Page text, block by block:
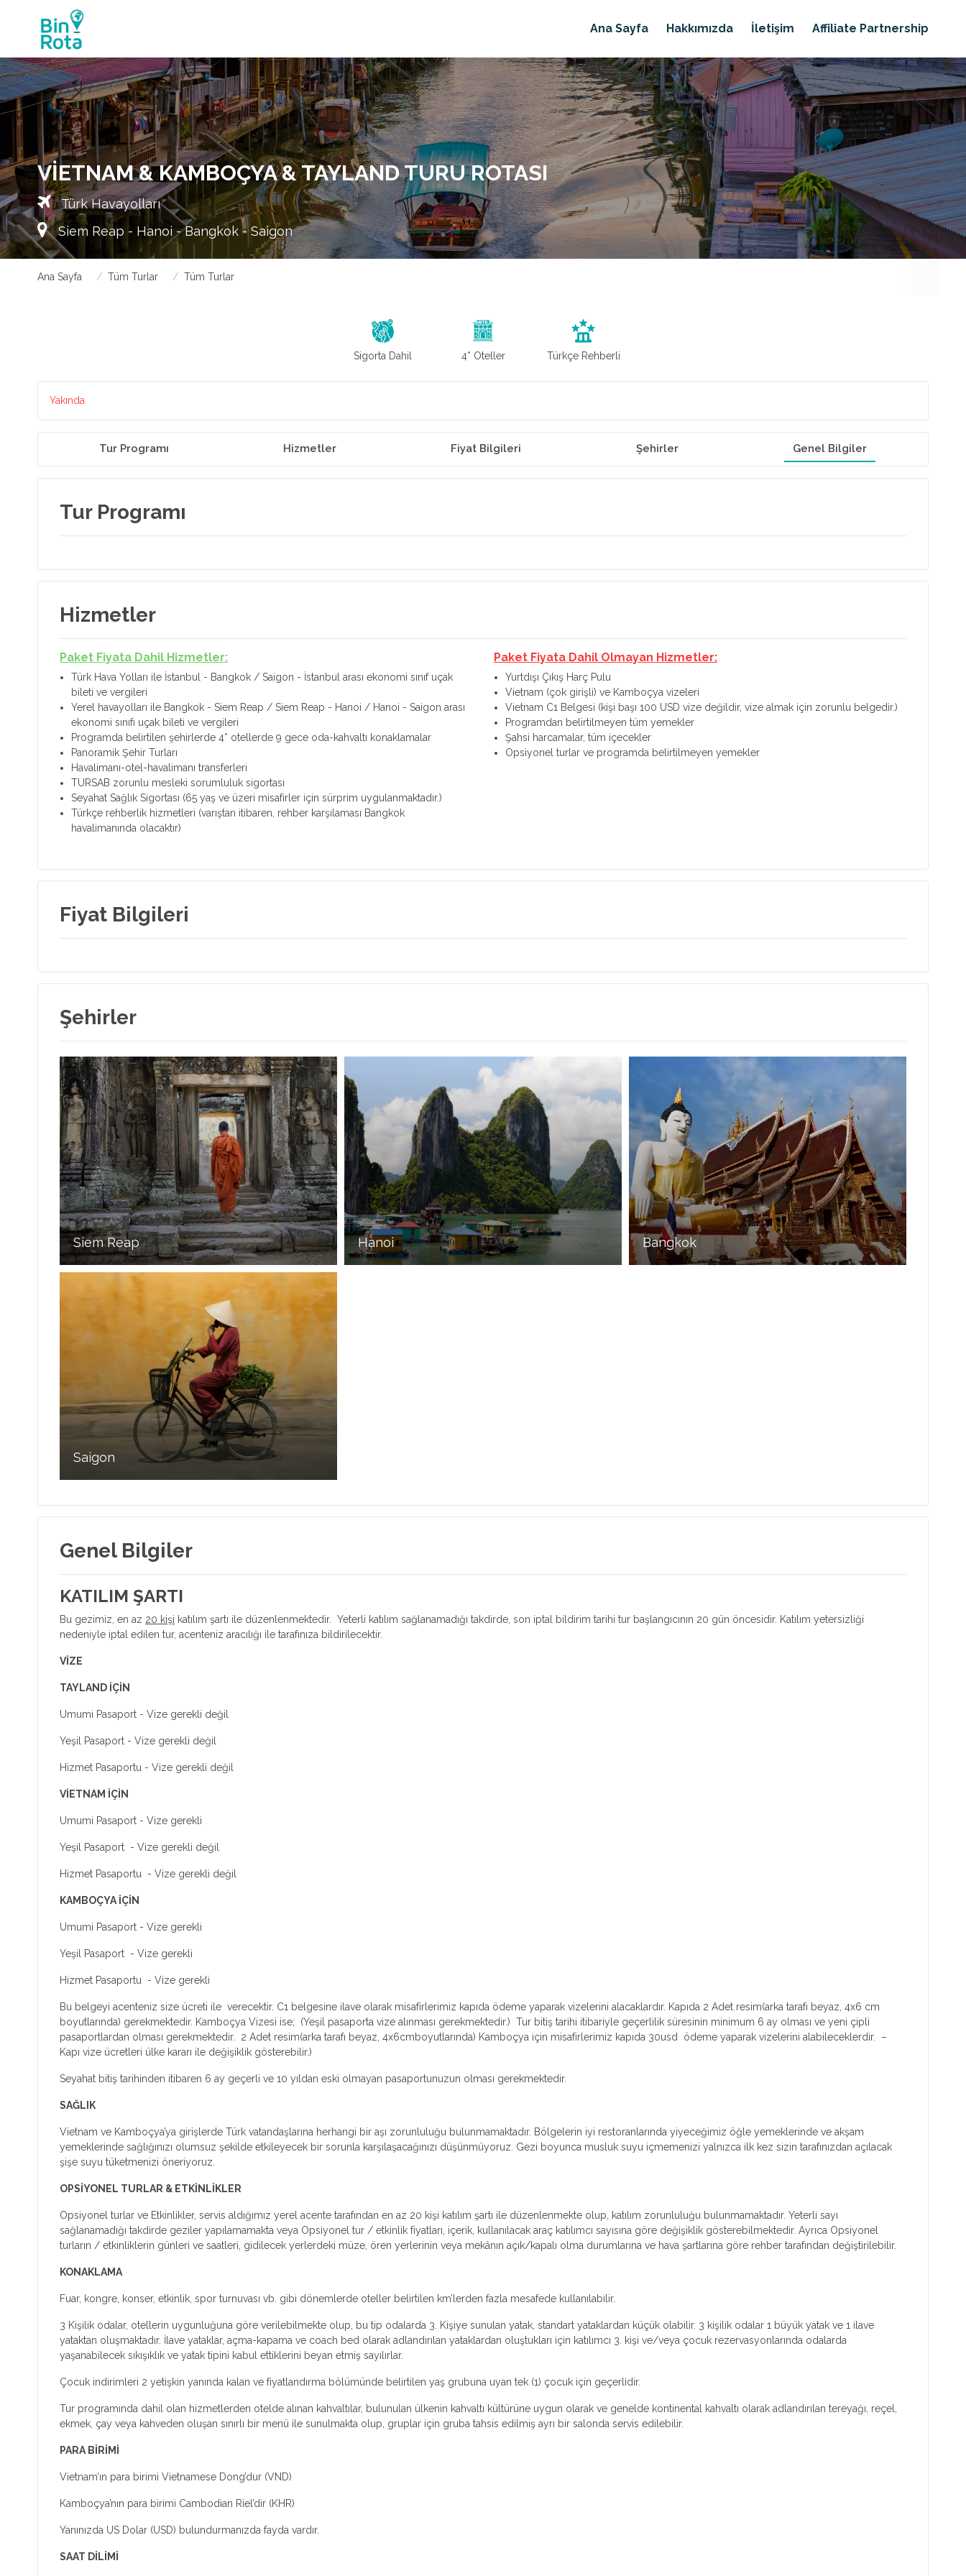
Ana Sayfa Hakkımızda İletişim Affiliate Partnership
VIETNAM & KAMBOÇYA & TAYLAND TURU ROTASI
Türk Havayolları
Siem Reap - Hanoi - Bangkok - Saigon
Ana Sayfa Tüm Turlar Tüm Turlar
Sigorta Dahil 4* Oteller Türkçe Rehberli
Yakında
Tur Programı Hizmetler Fiyat Bilgileri Şehirler Genel Bilgiler
Tur Programı
Hizmetler
Paket Fiyata Dahil Hizmetler:
Türk Hava Yolları ile İstanbul - Bangkok / Saigon - İstanbul arası ekonomi sınıf uçak
bileti ve vergileri
Yerel havayolları ile Bangkok - Siem Reap / Siem Reap - Hanoi / Hanoi - Saigon arası
ekonomi sınıfı uçak bileti ve vergileri
Programda belirtilen şehirlerde 4* otellerde 9 gece oda-kahvaltı konaklamalar
Panoramik Şehir Turları
Havalimanı-otel-havalimanı transferleri
TURSAB zorunlu mesleki sorumluluk sigortası
Seyahat Sağlık Sigortası (65 yaş ve üzeri misafirler için sürprim uygulanmaktadır.)
Türkçe rehberlik hizmetleri (varıştan itibaren, rehber karşılaması Bangkok
havalimanında olacaktır)
Paket Fiyata Dahil Olmayan Hizmetler:
Yurtdışı Çıkış Harç Pulu
Vietnam (çok girişli) ve Kamboçya vizeleri
Vietnam C1 Belgesi (kişi başı 100 USD vize değildir, vize almak için zorunlu belgedir.)
Programdan belirtilmeyen tüm yemekler
Şahsi harcamalar, tüm içecekler
Opsiyonel turlar ve programda belirtilmeyen yemekler
Fiyat Bilgileri
Şehirler
Siem Reap Hanoi Bangkok
Saigon
Genel Bilgiler
KATILIM ŞARTI
Bu gezimiz, en az 20 kişi katılım şartı ile düzenlenmektedir. Yeterli katılım sağlanamadığı takdirde, son iptal bildirim tarihi tur başlangıcının 20 gün öncesidir. Katılım yetersizliği
nedeniyle iptal edilen tur, acenteniz aracılığı ile tarafınıza bildirilecektir.
VİZE
TAYLAND İÇİN
Umumi Pasaport - Vize gerekli değil
Yeşil Pasaport - Vize gerekli değil
Hizmet Pasaportu - Vize gerekli değil
VİETNAM İÇİN
Umumi Pasaport - Vize gerekli
Yeşil Pasaport - Vize gerekli değil
Hizmet Pasaportu - Vize gerekli değil
KAMBOÇYA İÇİN
Umumi Pasaport - Vize gerekli
Yeşil Pasaport - Vize gerekli
Hizmet Pasaportu - Vize gerekli
Bu belgeyi acenteniz size ücreti ile verecektir. C1 belgesine ilave olarak misafirlerimiz kapıda ödeme yaparak vizelerini alacaklardır. Kapıda 2 Adet resim(arka tarafı beyaz, 4x6 cm
boyutlarında) gerekmektedir. Kamboçya Vizesi ise; (Yeşil pasaporta vize alınması gerekmektedir.) Tur bitiş tarihi itibariyle geçerlilik süresinin minimum 6 ay olması ve yeni çipli
pasaportlardan olması gerekmektedir. 2 Adet resim(arka tarafı beyaz, 4x6cmboyutlarında) Kamboçya için misafirlerimiz kapıda 30usd ödeme yaparak vizelerini alabileceklerdir. –
Kapı vize ücretleri ülke kararı ile değişiklik gösterebilir.)
Seyahat bitiş tarihinden itibaren 6 ay geçerli ve 10 yıldan eski olmayan pasaportunuzun olması gerekmektedir.
SAĞLIK
Vietnam ve Kamboçya’ya girişlerde Türk vatandaşlarına herhangi bir aşı zorunluluğu bulunmamaktadır. Bölgelerin iyi restoranlarında yiyeceğimiz öğle yemeklerinde ve akşam
yemeklerinde sağlığınızı olumsuz şekilde etkileyecek bir sorunla karşılaşacağınızı düşünmüyoruz. Gezi boyunca musluk suyu içmemenizi yalnızca ilk kez sizin tarafınızdan açılacak
şişe suyu tüketmenizi öneriyoruz.
OPSİYONEL TURLAR & ETKİNLİKLER
Opsiyonel turlar ve Etkinlikler, servis aldığımız yerel acente tarafından en az 20 kişi katılım şartı ile düzenlenmekte olup, katılım zorunluluğu bulunmamaktadır. Yeterli sayı
sağlanamadığı takdirde geziler yapılamamakta veya Opsiyonel tur / etkinlik fiyatları, içerik, kullanılacak araç katılımcı sayısına göre değişiklik gösterebilmektedir. Ayrıca Opsiyonel
turların / etkinliklerin günleri ve saatleri, gidilecek yerlerdeki müze, ören yerlerinin veya mekânın açık/kapalı olma durumlarına ve hava şartlarına göre rehber tarafından değiştirilebilir.
KONAKLAMA
Fuar, kongre, konser, etkinlik, spor turnuvası vb. gibi dönemlerde oteller belirtilen km’lerden fazla mesafede kullanılabilir.
3 Kişilik odalar, otellerin uygunluğuna göre verilebilmekte olup, bu tip odalarda 3. Kişiye sunulan yatak, standart yataklardan küçük olabilir. 3 kişilik odalar 1 büyük yatak ve 1 ilave
yataktan oluşmaktadır. İlave yataklar, açma-kapama ve coach bed olarak adlandırılan yataklardan oluştukları için katılımcı 3. kişi ve/veya çocuk rezervasyonlarında odalarda
yaşanabilecek sıkışıklık ve yatak tipini kabul ettiklerini beyan etmiş sayılırlar.
Çocuk indirimleri 2 yetişkin yanında kalan ve fiyatlandırma bölümünde belirtilen yaş grubuna uyan tek (1) çocuk için geçerlidir.
Tur programında dahil olan hizmetlerden otelde alınan kahvaltılar, bulunulan ülkenin kahvaltı kültürüne uygun olarak ve genelde kontinental kahvaltı olarak adlandırılan tereyağı, reçel,
ekmek, çay veya kahveden oluşan sınırlı bir menü ile sunulmakta olup, gruplar için gruba tahsis edilmiş ayrı bir salonda servis edilebilir.
PARA BİRİMİ
Vietnam’ın para birimi Vietnamese Dong’dur (VND)
Kamboçya’nın para birimi Cambodian Riel’dir (KHR)
Yanınızda US Dolar (USD) bulundurmanızda fayda vardır.
SAAT DİLİMİ